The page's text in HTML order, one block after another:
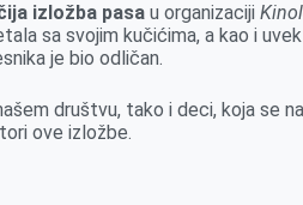
izložba pasa u organizaciji
sa svojim kučićima, a kao i
je bio odličan.
društvu, tako i deci, koja se
ove izložbe.